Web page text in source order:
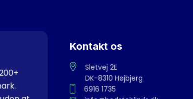
Kontakt os
Sletvej 2E
DK-8310 Højbjerg
6916 1735